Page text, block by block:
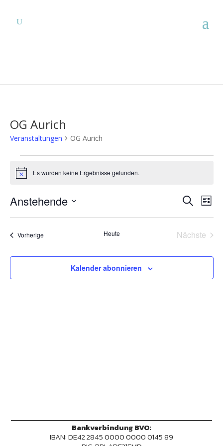
OG Aurich
Veranstaltungen OG Aurich
Veranstaltungen
HinweisEs wurden keine Ergebnisse gefunden.
Suche
SucheListe
Anstehende
Datum
VorherigeVeranstaltungen Heute
Nächste
Kalender abonnieren
Bankverbindung BVO:
IBAN: DE42 2845 0000 0000 0145 89